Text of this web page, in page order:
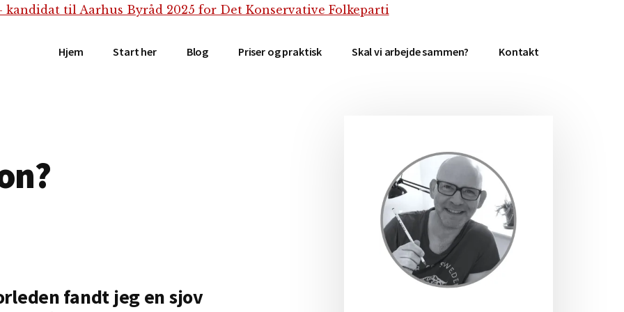
Hjem Start her Blog Priser og praktisk Skal vi arbejde sammen? Kontakt
fandt jeg en sjov
Primær
Sidebar